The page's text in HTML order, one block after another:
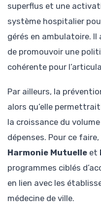
superflus et une
système hospitalier
gérés en ambulatoire.
de promouvoir une
cohérente pour
Par ailleurs, la
alors qu’elle
la croissance du
dépenses. Pour ce
Harmonie Mutuelle et
programmes ciblés
en lien avec les
médecine de ville.